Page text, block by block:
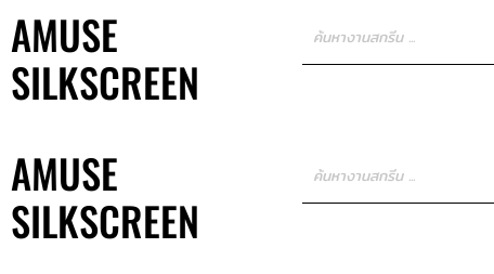
AMUSE
SILKSCREEN
AMUSE
SILKSCREEN